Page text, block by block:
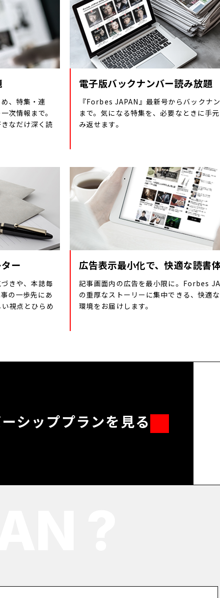
、特集・連
次情報まで。
なだけ深く読
電子版バックナンバー読み放題
『Forbes JAPAN』最新号からバックナ
まで。気になる特集を、必要なときに手
み返せます。
ー
きや、本誌毎
の一歩先にあ
視点とひらめ
広告表示最小化で、快適な読書
記事画面内の広告を最小限に。Forbes
の重厚なストーリーに集中できる、快適
環境をお届けします。
シッププランを見る